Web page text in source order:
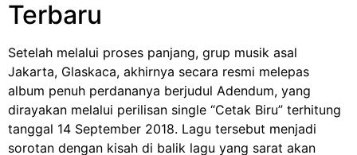
Terbaru
Setelah melalui proses panjang, grup musik asal
Jakarta, Glaskaca, akhirnya secara resmi melepas
album penuh perdananya berjudul Adendum, yang
dirayakan melalui perilisan single “Cetak Biru” terhitung
tanggal 14 September 2018. Lagu tersebut menjadi
sorotan dengan kisah di balik lagu yang sarat akan